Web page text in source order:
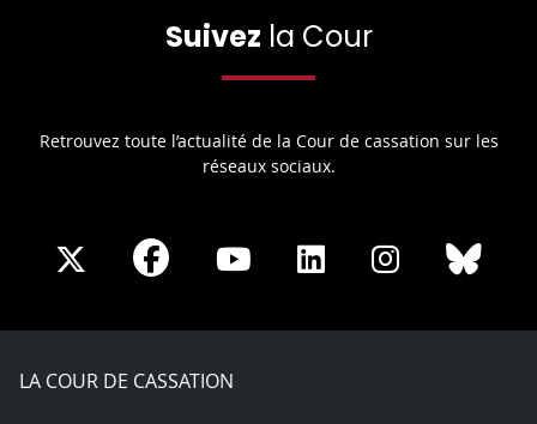
Suivez la Cour
Retrouvez toute l’actualité de la Cour de cassation sur les
réseaux sociaux.
Share
X
Share
Facebook
Share
Youtube
Share
LinkedIn
Share
Instagram
LA COUR DE CASSATION